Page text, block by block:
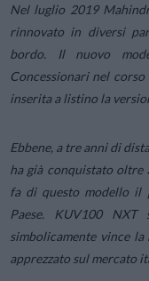
Nel luglio 2019
rinnovato in diversi
bordo. Il nuovo
Concessionari nel corso
inserita a listino la
Ebbene, a tre anni di
ha già conquistato oltre
fa di questo modello il
Paese. KUV100
simbolicamente vince
apprezzato sul mercato